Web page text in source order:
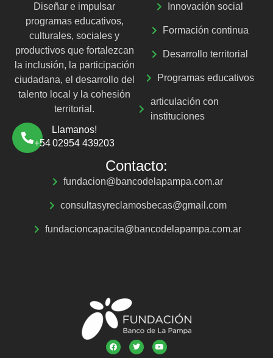
Diseñar e impulsar
programas educativos,
culturales, sociales y
productivos que fortalezcan
la inclusión, la participación
ciudadana, el desarrollo del
talento local y la cohesión
territorial.
Llamanos!
+54 02954 439203
Innovación social
Formación continua
Desarrollo territorial
Programas educativos
articulación con
instituciones
Contacto:
fundacion@bancodelapampa.com.ar
consultasyreclamosbecas@gmail.com
fundacioncapacita@bancodelapampa.com.ar